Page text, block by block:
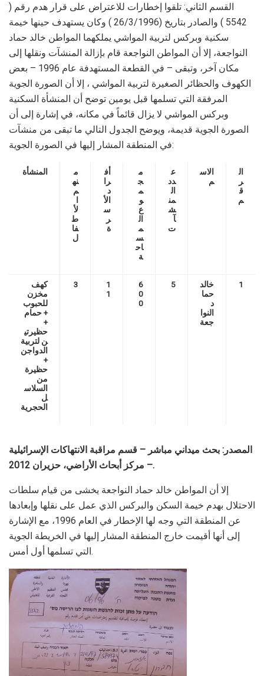
القسم الثاني: تلقوا إخطارات للاعتراض على قرار هدم رقم (
5542 ) والصادر بتاريخ (26/3/1996 ) وكان يستهدف حينها خيمة
سكنية وبركس لتربية المواشي يملكهما المواطن خالد حماد
النواجعة، إلا أن المواطن النواجعة قام بإزالة المنشآت ونقلها إلى
مكان آخر، وتبقى – في القطعة المستهدفة عام 1996 – بعض
الكهوف والحظائر الصغيرة لتربية المواشي ، إلا أن الصورة الجوية
المرفقة التي تسلمها قبل يومين توضح أن المنشأة السكنية
وبركس المواشي لا يزال قائماً في مكانه، في إشارة إلى أن
الصورة الجوية قديمة، ويوضح الجدول التالي ما تبقى من منشآت
في المنطقة المشار إليها في الصورة الجوية:
ال
ر
ق
م
الاس
م
ع
دد
ال
من
ش
آ
ت
م
ج
م
و
ع
ال
م
س
اح
ة
أف
را
د
الأ
س
ر
ة
م
نه
م
لأ
ط
فا
ل
المنشأة
1
خالد
حما
د
النوا
جعة
5
6
0
0
1
1
3
كهف
مخزن
للحبوب
+ حمام
+
حظيرتي
ن لتربية
الدواجن
+
حظيرة
من
السلاس
ل
الحجرية
المصدر: بحث ميداني مباشر – قسم مراقبة الانتهاكات الإسرائيلية
– مركز أبحاث الأراضي، حزيران 2012.
إلا أن المواطن خالد حماد النواجعة يخشى من قيام سلطات
الاحتلال بهدم خيمة السكن والبركس الذي عمل على نقلها وإبعادها
عن المنطقة التي وجه لها الإخطار في العام 1996، مع الإشارة
إلى أنها أقيمت خارج المنطقة المشار إليها في الخريطة الجوية
التي تسلمها أول أمس.